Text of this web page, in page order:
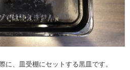
に、皿受棚にセットする黒皿です。